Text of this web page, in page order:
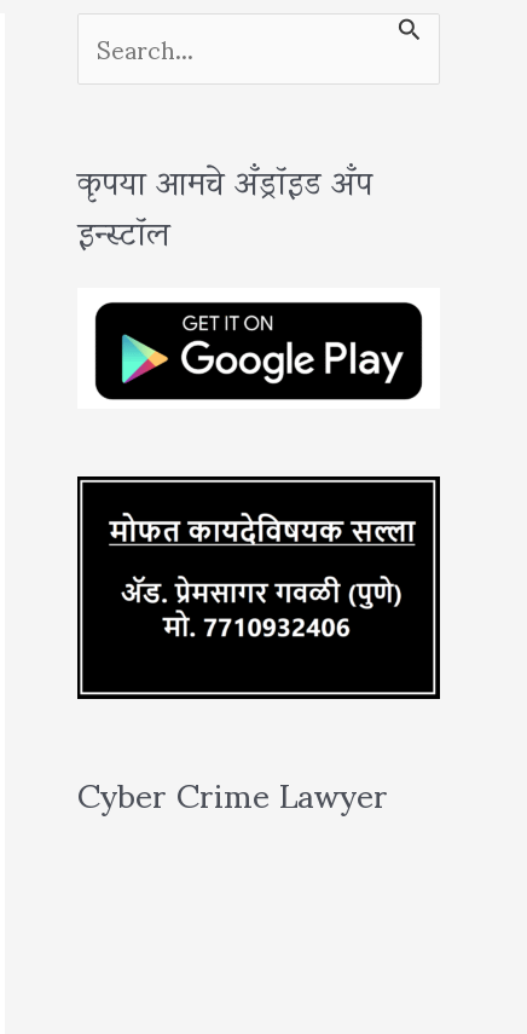
S
e
r
c
:
कृपया आमचे अँड्रॉइड अँप
इन्स्टॉल
Cyber Crime Lawyer